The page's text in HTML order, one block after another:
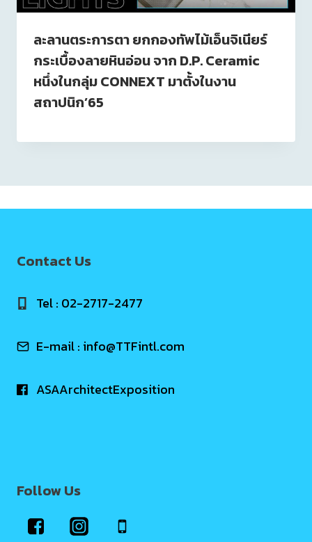
ละลานตระการตา ยกกองทัพไม้เอ็นจิเนียร์
กระเบื้องลายหินอ่อน จาก D.P. Ceramic
หนึ่งในกลุ่ม CONNEXT มาตั้งในงาน
สถาปนิก’65
Contact Us
Tel : 02-2717-2477
E-mail : info@TTFintl.com
ASAArchitectExposition
Follow Us